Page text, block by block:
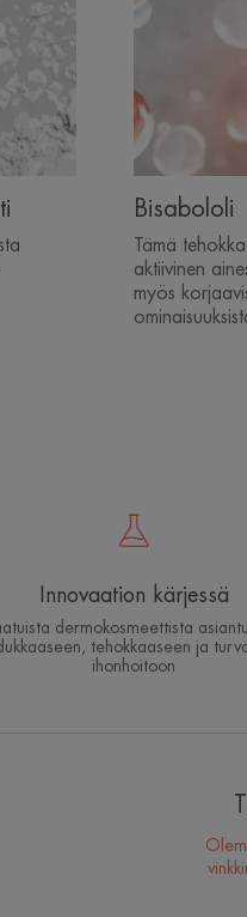
Bisabololi
Tämä
aktiivinen
myös
avulla ja löydä
Innovaation kärjessä
dermokosmeettista
tehokkaaseen ja
ihonhoitoon